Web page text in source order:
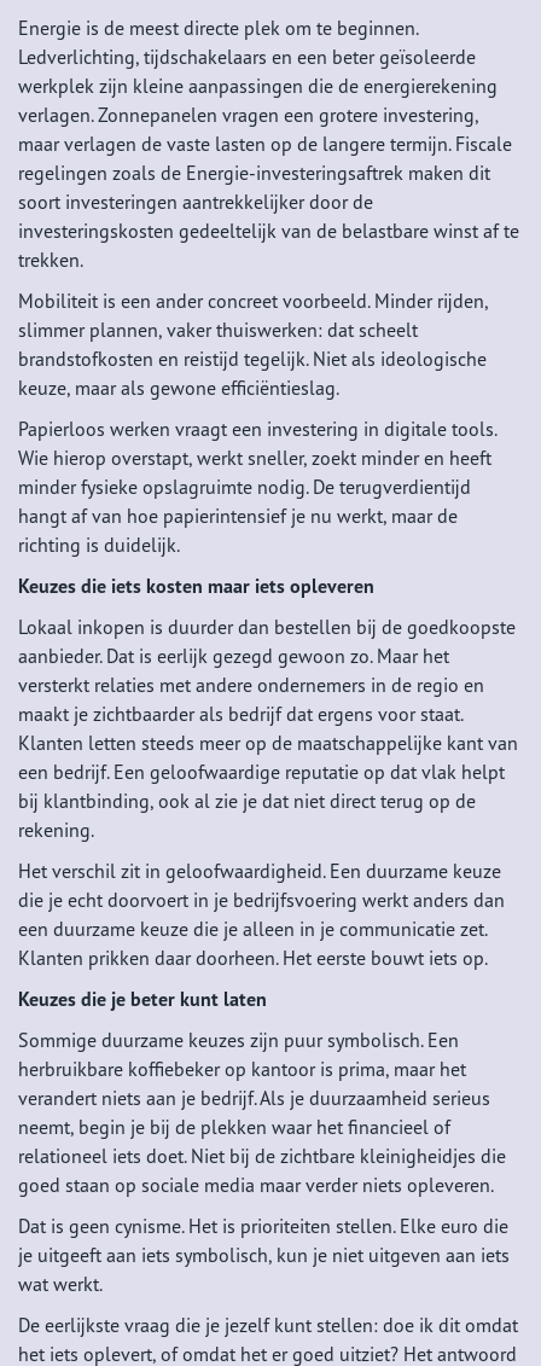
Energie is de meest directe plek om te beginnen.
Ledverlichting, tijdschakelaars en een beter geïsoleerde
werkplek zijn kleine aanpassingen die de energierekening
verlagen. Zonnepanelen vragen een grotere investering,
maar verlagen de vaste lasten op de langere termijn. Fiscale
regelingen zoals de Energie-investeringsaftrek maken dit
soort investeringen aantrekkelijker door de
investeringskosten gedeeltelijk van de belastbare winst af te
trekken.
Mobiliteit is een ander concreet voorbeeld. Minder rijden,
slimmer plannen, vaker thuiswerken: dat scheelt
brandstofkosten en reistijd tegelijk. Niet als ideologische
keuze, maar als gewone efficiëntieslag.
Papierloos werken vraagt een investering in digitale tools.
Wie hierop overstapt, werkt sneller, zoekt minder en heeft
minder fysieke opslagruimte nodig. De terugverdientijd
hangt af van hoe papierintensief je nu werkt, maar de
richting is duidelijk.
Keuzes die iets kosten maar iets opleveren
Lokaal inkopen is duurder dan bestellen bij de goedkoopste
aanbieder. Dat is eerlijk gezegd gewoon zo. Maar het
versterkt relaties met andere ondernemers in de regio en
maakt je zichtbaarder als bedrijf dat ergens voor staat.
Klanten letten steeds meer op de maatschappelijke kant van
een bedrijf. Een geloofwaardige reputatie op dat vlak helpt
bij klantbinding, ook al zie je dat niet direct terug op de
rekening.
Het verschil zit in geloofwaardigheid. Een duurzame keuze
die je echt doorvoert in je bedrijfsvoering werkt anders dan
een duurzame keuze die je alleen in je communicatie zet.
Klanten prikken daar doorheen. Het eerste bouwt iets op.
Keuzes die je beter kunt laten
Sommige duurzame keuzes zijn puur symbolisch. Een
herbruikbare koffiebeker op kantoor is prima, maar het
verandert niets aan je bedrijf. Als je duurzaamheid serieus
neemt, begin je bij de plekken waar het financieel of
relationeel iets doet. Niet bij de zichtbare kleinigheidjes die
goed staan op sociale media maar verder niets opleveren.
Dat is geen cynisme. Het is prioriteiten stellen. Elke euro die
je uitgeeft aan iets symbolisch, kun je niet uitgeven aan iets
wat werkt.
De eerlijkste vraag die je jezelf kunt stellen: doe ik dit omdat
het iets oplevert, of omdat het er goed uitziet? Het antwoord